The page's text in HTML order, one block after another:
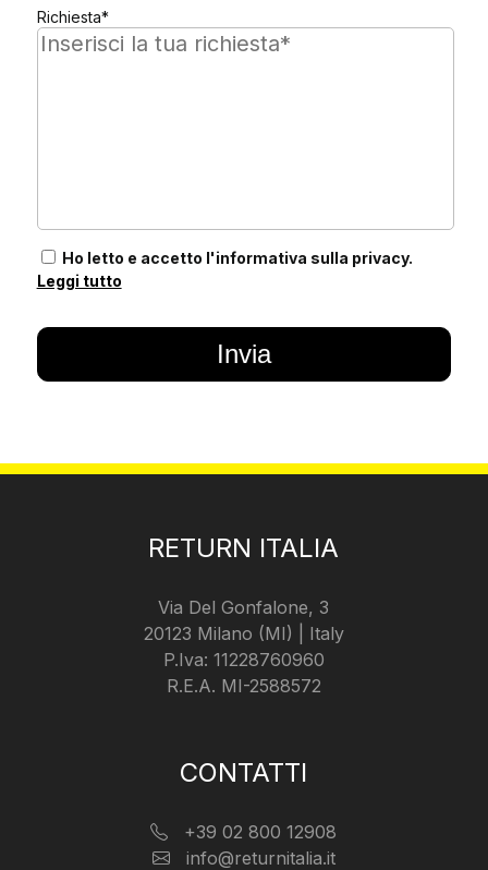
Ho letto e accetto l'informativa sulla privacy.
Leggi tutto
Richiesta*
RETURN ITALIA
Via Del Gonfalone, 3
20123 Milano (MI) | Italy
P.Iva: 11228760960
R.E.A. MI-2588572
CONTATTI
+39 02 800 12908
info@returnitalia.it